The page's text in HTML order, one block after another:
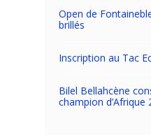
Open de
brillés
Inscription au Tac
Bilel Bellahcène
champion d’Afrique